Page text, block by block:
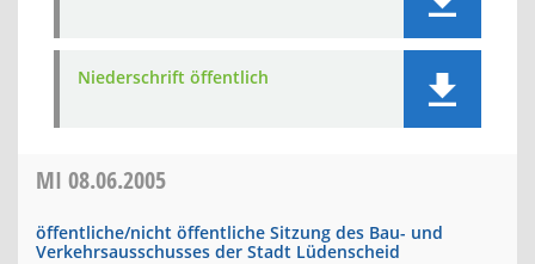
Niederschrift öffentlich
MI 08.06.2005
öffentliche/nicht öffentliche Sitzung des Bau- und
Verkehrsausschusses der Stadt Lüdenscheid